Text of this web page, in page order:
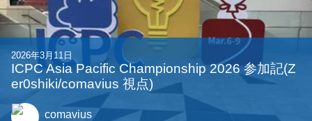
2026年3月11日
ICPC Asia Pacific Championship 2026 参加記(Z
er0shiki/comavius 視点)
comavius